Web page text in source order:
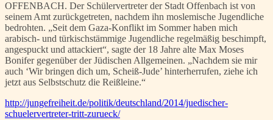
OFFENBACH. Der Schülervertreter der Stadt Offenbach ist von
seinem Amt zurückgetreten, nachdem ihn moslemische Jugendliche
bedrohten. „Seit dem Gaza-Konflikt im Sommer haben mich
arabisch- und türkischstämmige Jugendliche regelmäßig beschimpft,
angespuckt und attackiert“, sagte der 18 Jahre alte Max Moses
Bonifer gegenüber der Jüdischen Allgemeinen. „Nachdem sie mir
auch ‘Wir bringen dich um, Scheiß-Jude’ hinterherrufen, ziehe ich
jetzt aus Selbstschutz die Reißleine.“
http://jungefreiheit.de/politik/deutschland/2014/juedischer-
schuelervertreter-tritt-zurueck/